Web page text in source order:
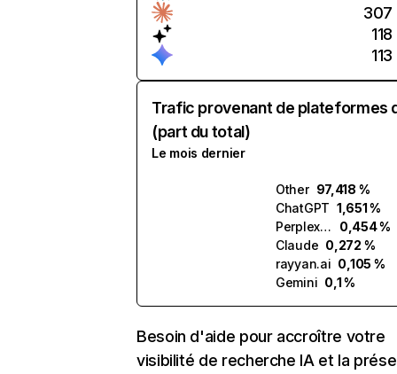
307
118
113
Trafic provenant de plateformes
(part du total)
Le mois dernier
Other 97,418 %
ChatGPT 1,651 %
Perplexity
0,454 %
Claude 0,272 %
rayyan.ai 0,105 %
Gemini 0,1 %
Besoin d'aide pour accroître votre
visibilité de recherche IA et la